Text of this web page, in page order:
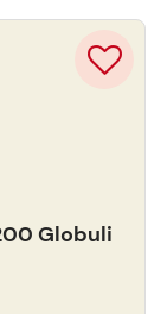
Globuli